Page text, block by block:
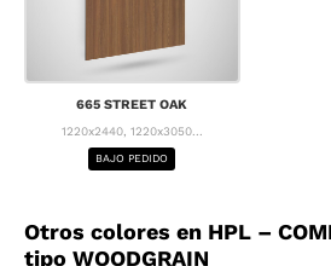
665 STREET OAK
1220x2440, 1220x3050...
BAJO PEDIDO
Otros colores en HPL –
tipo WOODGRAIN